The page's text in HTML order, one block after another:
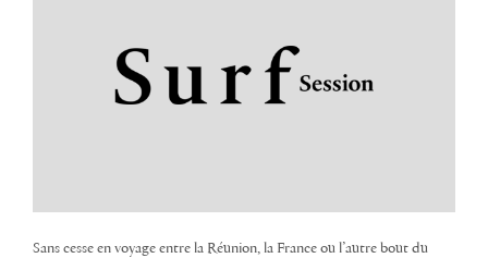
Sans cesse en voyage entre la Réunion, la France ou l’autre bout du